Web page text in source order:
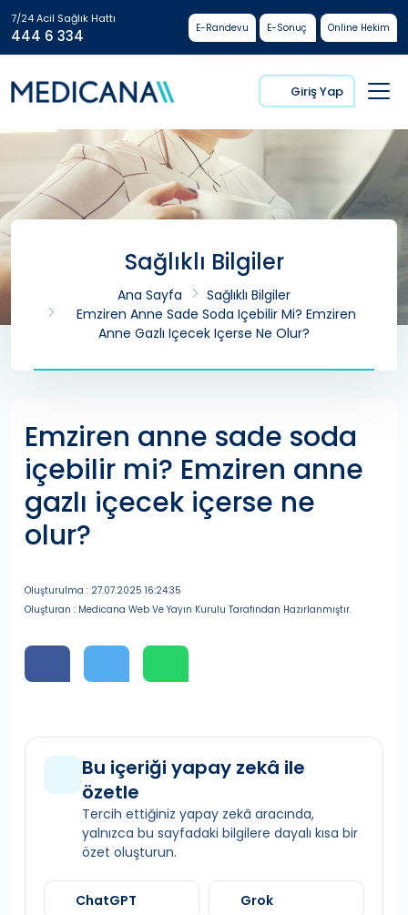
7/24 Acil Sağlık Hattı
444 6 334 E-Randevu E-Sonuç Online Hekim
Giriş Yap
Sağlıklı Bilgiler
Ana Sayfa
Sağlıklı Bilgiler
Emziren Anne Sade Soda Içebilir Mi? Emziren
Anne Gazlı Içecek Içerse Ne Olur?
Emziren anne sade soda
içebilir mi? Emziren anne
gazlı içecek içerse ne
olur?
Oluşturulma : 27.07.2025 16:24:35
Oluşturan : Medicana Web Ve Yayın Kurulu Tarafından Hazırlanmıştır.
Bu içeriği yapay zekâ ile
özetle
Tercih ettiğiniz yapay zekâ aracında,
yalnızca bu sayfadaki bilgilere dayalı kısa bir
özet oluşturun.
ChatGPT Grok